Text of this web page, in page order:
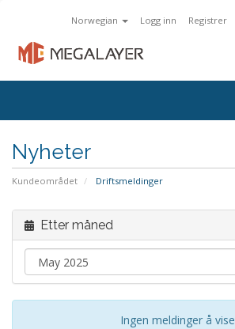
Norwegian Logg inn Registrer
Nyheter
Kundeområdet Driftsmeldinger
Etter måned
Ingen meldinger å vise